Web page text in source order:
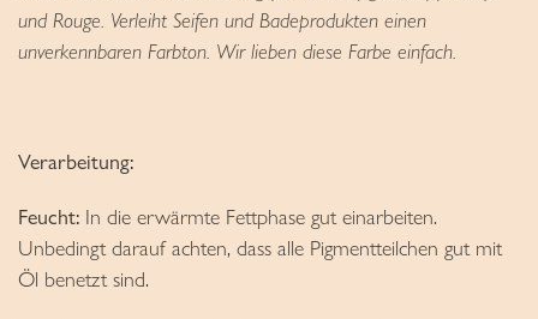
und Rouge. Verleiht Seifen und Badeprodukten einen
unverkennbaren Farbton. Wir lieben diese Farbe einfach.
Verarbeitung:
Feucht: In die erwärmte Fettphase gut einarbeiten.
Unbedingt darauf achten, dass alle Pigmentteilchen gut mit
Öl benetzt sind.